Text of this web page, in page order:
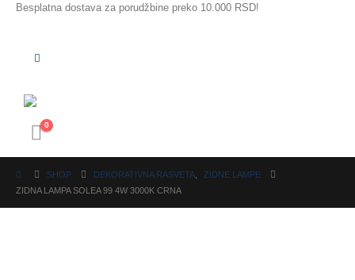
Besplatna dostava za porudžbine preko 10.000 RSD!
0
SHOP DEKORATIVNA RASVETA
ZIDNE LAMPE
ZIDNA LAMPA SOLEA 99 4W 3000K CRNA